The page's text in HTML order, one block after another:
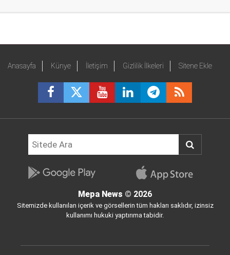
Anasayfa Künye İletişim Gizlilik İlkeleri Sitene Ekle
Mepa News © 2026
Sitemizde kullanılan içerik ve görsellerin tüm hakları saklıdır, izinsiz
kullanımı hukuki yaptırıma tabidir.